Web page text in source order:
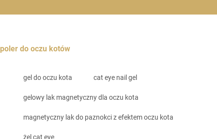
poler do oczu kotów
gel do oczu kota cat eye nail gel
gelowy lak magnetyczny dla oczu kota
magnetyczny lak do paznokci z efektem oczu kota
żel cat eye